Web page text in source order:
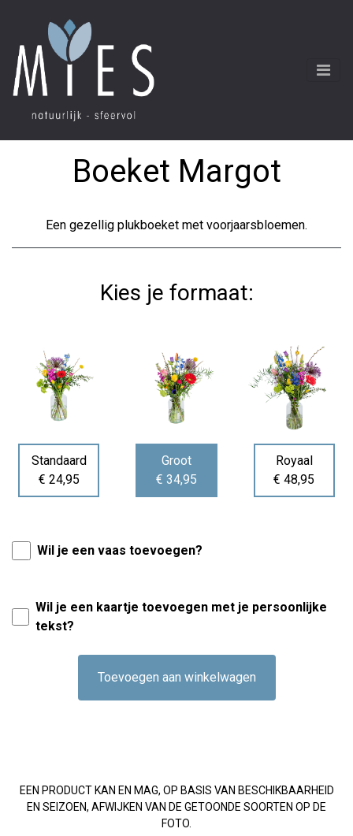
Boeket Margot
Een gezellig plukboeket met voorjaarsbloemen.
Kies je formaat:
Standaard
€ 24,95
Groot
€ 34,95
Royaal
€ 48,95
Wil je een vaas toevoegen?
Wil je een kaartje toevoegen met je persoonlijke
tekst?
Toevoegen aan winkelwagen
EEN PRODUCT KAN EN MAG, OP BASIS VAN BESCHIKBAARHEID
EN SEIZOEN, AFWIJKEN VAN DE GETOONDE SOORTEN OP DE
FOTO.